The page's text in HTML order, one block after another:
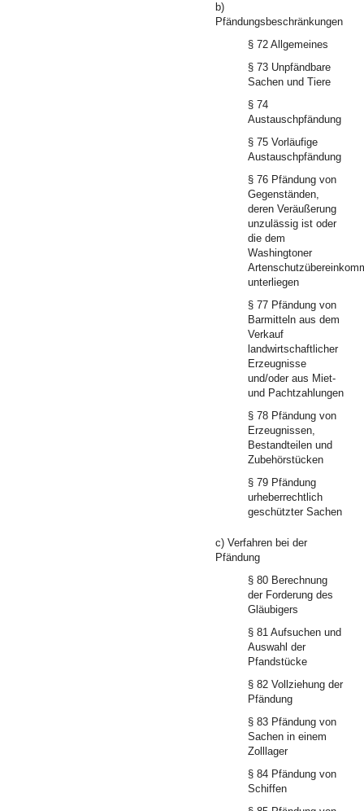
b)
Pfändungsbeschränkungen
§ 72 Allgemeines
§ 73 Unpfändbare
Sachen und Tiere
§ 74
Austauschpfändung
§ 75 Vorläufige
Austauschpfändung
§ 76 Pfändung von
Gegenständen,
deren Veräußerung
unzulässig ist oder
die dem
Washingtoner
unterliegen
§ 77 Pfändung von
Barmitteln aus dem
Verkauf
landwirtschaftlicher
Erzeugnisse
und/oder aus Miet-
und Pachtzahlungen
§ 78 Pfändung von
Erzeugnissen,
Bestandteilen und
Zubehörstücken
§ 79 Pfändung
urheberrechtlich
geschützter Sachen
c) Verfahren bei der
Pfändung
§ 80 Berechnung
der Forderung des
Gläubigers
§ 81 Aufsuchen und
Auswahl der
Pfandstücke
§ 82 Vollziehung der
Pfändung
§ 83 Pfändung von
Sachen in einem
Zolllager
§ 84 Pfändung von
Schiffen